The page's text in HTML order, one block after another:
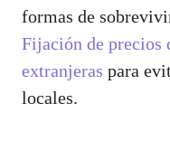
formas de
Fijación de precios
extranjeras para
locales.